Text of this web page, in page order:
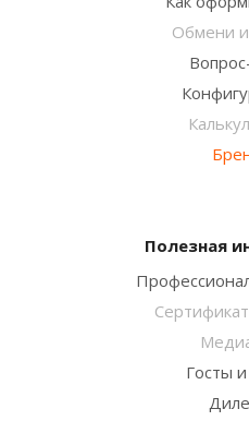
Обмени
Полезная
Госты